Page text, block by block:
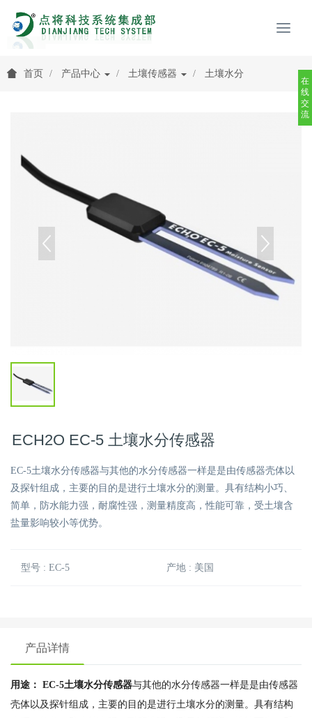
首页 产品中心 土壤传感器 土壤水分
ECH2O EC-5 土壤水分传感器
EC-5土壤水分传感器与其他的水分传感器一样是是由传感器壳体以
及探针组成，主要的目的是进行土壤水分的测量。具有结构小巧、
简单，防水能力强，耐腐性强，测量精度高，性能可靠，受土壤含
盐量影响较小等优势。
型号 : EC-5 产地 : 美国
产品详情
用途： EC-5土壤水分传感器与其他的水分传感器一样是是由传感器
壳体以及探针组成，主要的目的是进行土壤水分的测量。具有结构
在
线
交
流